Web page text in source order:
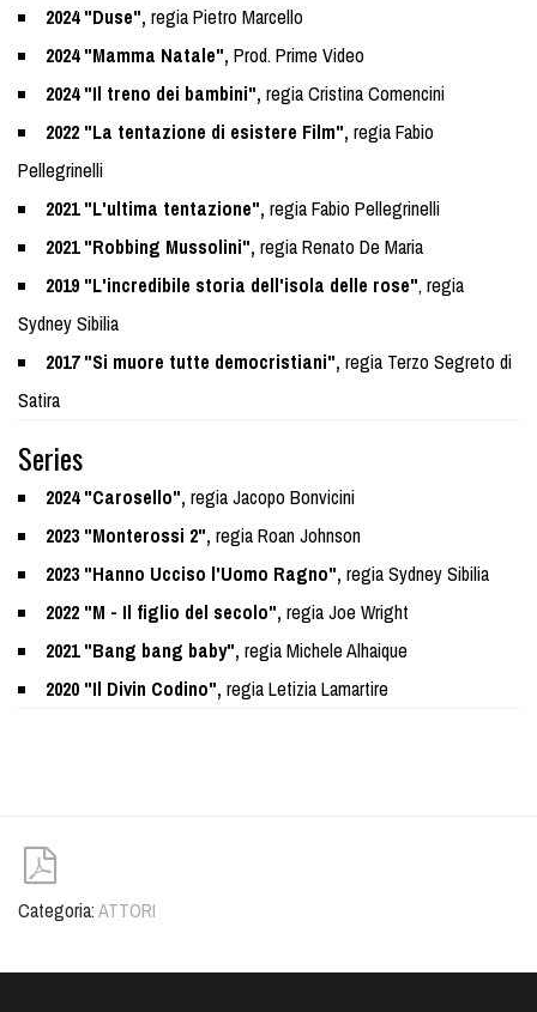
2024 "Duse", regia Pietro Marcello
2024 "Mamma Natale", Prod. Prime Video
2024 "Il treno dei bambini", regia Cristina Comencini
2022 "La tentazione di esistere Film", regia Fabio
Pellegrinelli
2021 "L'ultima tentazione", regia Fabio Pellegrinelli
2021 "Robbing Mussolini", regia Renato De Maria
2019 "L'incredibile storia dell'isola delle rose", regia
Sydney Sibilia
2017 "Si muore tutte democristiani", regia Terzo Segreto di
Satira
Series
2024 "Carosello", regia Jacopo Bonvicini
2023 "Monterossi 2", regia Roan Johnson
2023 "Hanno Ucciso l'Uomo Ragno", regia Sydney Sibilia
2022 "M - Il figlio del secolo", regia Joe Wright
2021 "Bang bang baby", regia Michele Alhaique
2020 "Il Divin Codino", regia Letizia Lamartire
Categoria:ATTORI